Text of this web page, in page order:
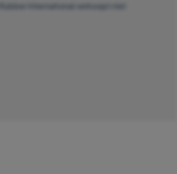
International verkoopt niet